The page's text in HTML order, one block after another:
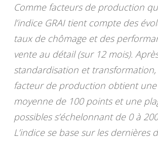
Comme facteurs de production
l’indice GRAI tient compte des
taux de chômage et des
vente au détail (sur 12 mois).
standardisation et
facteur de production obtient
moyenne de 100 points et une
possibles s’échelonnant de 0 à
L’indice se base sur les dernières